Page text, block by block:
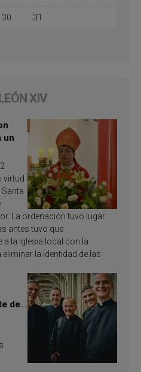
30 31
XIV
un
virtud
Santa
La ordenación tuvo lugar
antes tuvo que
la Iglesia local con la
la identidad de las
de